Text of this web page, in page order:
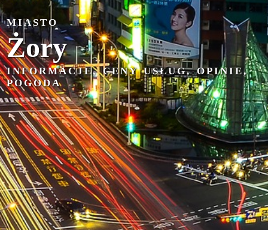
MIASTO
Żory
INFORMACJE, CENY USŁUG, OPINIE,
POGODA